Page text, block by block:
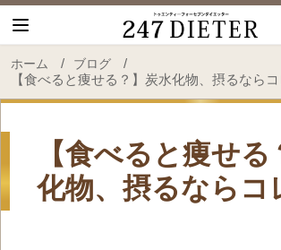
ホーム / ブログ
/
【食べると痩せる？】炭水化物、摂るならコ
【食べると痩せ
化物、摂るならコ